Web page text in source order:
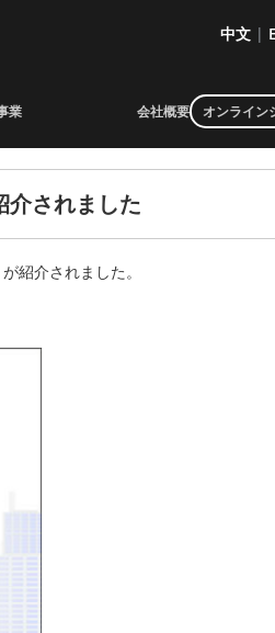
中文 |
業 会社概要 オンライン
されました
が紹介されました。